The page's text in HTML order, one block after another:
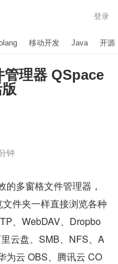
登录
移动开发 Java 开源
管理器 QSpace
钟
的多窗格文件管理器，
件夹一样直接浏览各种
、WebDAV、Dropbo
云盘、SMB、NFS、A
为云 OBS、腾讯云 CO